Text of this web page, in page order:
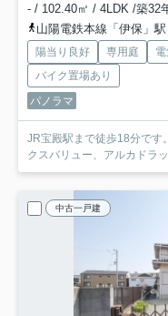
- / 102.40㎡ / 4LDK /築32
山陽電鉄本線「伊保」
陽当り良好 専用庭
バイク置場あり
パノラマ
JR宝殿駅まで徒歩18分です
クスバリュー、アルカドラ
中古一戸建